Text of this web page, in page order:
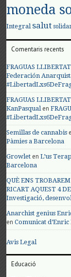
moneda
Integral salut
Comentaris recents
FRAGUAS
Federación
FRAGUAS
KanPasqualen
Semillas de cannabis
Pàmies a Barcelona
Growlet enL’us
Barcelona
QUÈ ENS
RICART AQUEST 4
Investigació,
Anarchist genius
enComunicat d’Enric
Avis Legal
Educació